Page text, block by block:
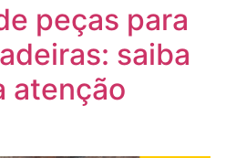
peças para
saiba
atenção